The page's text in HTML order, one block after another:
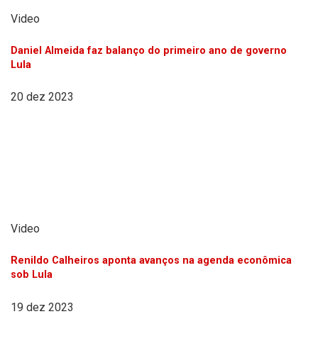
Video
Daniel Almeida faz balanço do primeiro ano de governo
Lula
20 dez 2023
Video
Renildo Calheiros aponta avanços na agenda econômica
sob Lula
19 dez 2023